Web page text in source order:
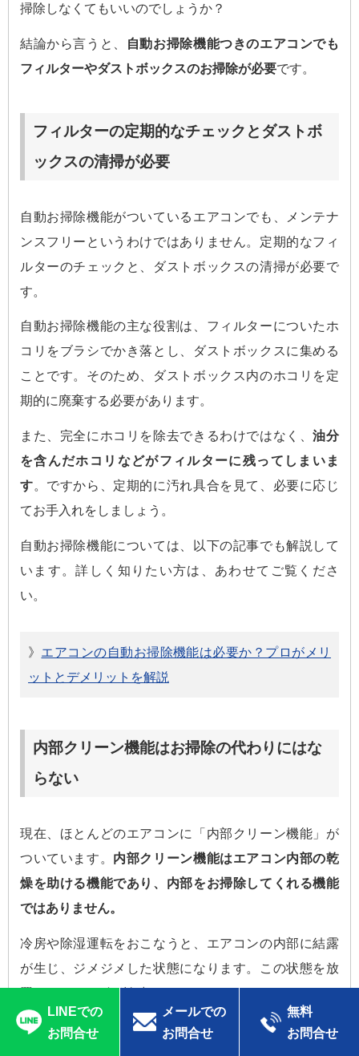
掃除しなくてもいいのでしょうか？
結論から言うと、
自動お掃除機能つきのエアコンでも
フィルターやダストボックスのお掃除が必要です。
フィルターの定期的なチェックとダストボ
ックスの清掃が必要
自動お掃除機能がついているエアコンでも、メンテナ
ンスフリーというわけではありません。定期的なフィ
ルターのチェックと、ダストボックスの清掃が必要で
す。
自動お掃除機能の主な役割は、フィルターについたホ
コリをブラシでかき落とし、ダストボックスに集める
ことです。そのため、ダストボックス内のホコリを定
期的に廃棄する必要があります。
また、完全にホコリを除去できるわけではなく、油分
を含んだホコリなどがフィルターに残ってしまいま
す。ですから、定期的に汚れ具合を見て、必要に応じ
てお手入れをしましょう。
自動お掃除機能については、以下の記事でも解説して
います。詳しく知りたい方は、あわせてご覧くださ
い。
》 エアコンの自動お掃除機能は必要か？プロがメリ
ットとデメリットを解説
内部クリーン機能はお掃除の代わりにはな
らない
現在、ほとんどのエアコンに「内部クリーン機能」が
ついています。 内部クリーン機能はエアコン内部の乾
燥を助ける機能であり、内部をお掃除してくれる機能
ではありません。
冷房や除湿運転をおこなうと、エアコンの内部に結露
が生じ、ジメジメした状態になります。この状態を放
そこで、冷房や除湿運転で発生した結露を乾燥させ、
LINEでの
お問合せ
メールでの
お問合せ
無料
お問合せ